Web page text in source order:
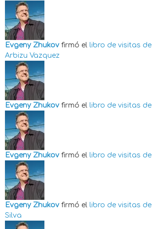
Evgeny Zhukov firmó el libro de visitas de
Arbizu Vazquez
Evgeny Zhukov firmó el libro de visitas de
Evgeny Zhukov firmó el libro de visitas de
Evgeny Zhukov firmó el libro de visitas de
Silva